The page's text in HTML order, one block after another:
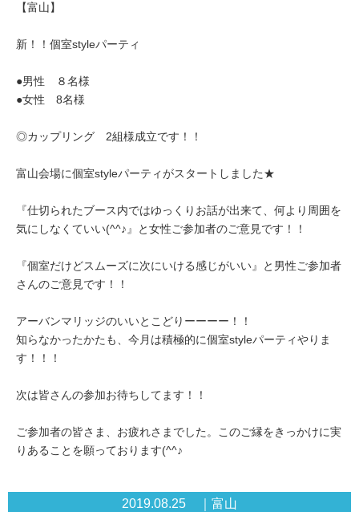
【富山】
新！！個室styleパーティ
●男性 ８名様
●女性 8名様
◎カップリング 2組様成立です！！
富山会場に個室styleパーティがスタートしました★
『仕切られたブース内ではゆっくりお話が出来て、何より周囲を
気にしなくていい(^^♪』と女性ご参加者のご意見です！！
『個室だけどスムーズに次にいける感じがいい』と男性ご参加者
さんのご意見です！！
アーバンマリッジのいいとこどりーーーー！！
知らなかったかたも、今月は積極的に個室styleパーティやりま
す！！！
次は皆さんの参加お待ちしてます！！
ご参加者の皆さま、お疲れさまでした。このご縁をきっかけに実
りあることを願っております(^^♪
2019.08.25 ｜富山